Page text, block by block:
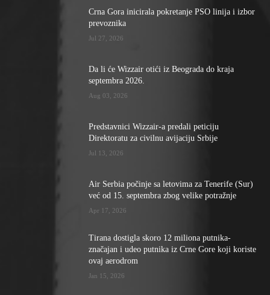
Crna Gora inicirala pokretanje PSO linija i izbor
prevoznika
Jul 27, 2026
Da li će Wizzair otići iz Beograda do kraja
septembra 2026.
Aug 03, 2026
Predstavnici Wizzair-a predali peticiju
Direktoratu za civilnu avijaciju Srbije
Jul 13, 2026
Air Serbia počinje sa letovima za Tenerife (Sur)
već od 15. septembra zbog velike potražnje
Apr 17, 2026
Tirana dostigla skoro 12 miliona putnika-
značajan i udeo putnika iz Crne Gore koji koriste
ovaj aerodrom
Jan 15, 2026